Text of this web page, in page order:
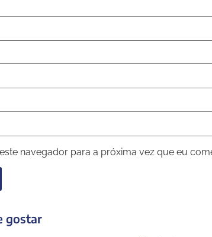
navegador para a próxima vez que eu
gostar